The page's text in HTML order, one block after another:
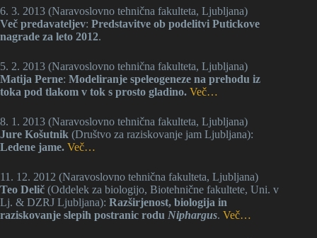
6. 3. 2013 (Naravoslovno tehnična fakulteta, Ljubljana)
Več predavateljev: Predstavitve ob podelitvi Putickove
nagrade za leto 2012.
5. 2. 2013 (Naravoslovno tehnična fakulteta, Ljubljana)
Matija Perne: Modeliranje speleogeneze na prehodu iz
toka pod tlakom v tok s prosto gladino. Več…
8. 1. 2013 (Naravoslovno tehnična fakulteta, Ljubljana)
Jure Košutnik (Društvo za raziskovanje jam Ljubljana):
Ledene jame. Več…
11. 12. 2012 (Naravoslovno tehnična fakulteta, Ljubljana)
Teo Delič (Oddelek za biologijo, Biotehnične fakultete, Uni. v
Lj. & DZRJ Ljubljana): Razširjenost, biologija in
raziskovanje slepih postranic rodu Niphargus. Več…